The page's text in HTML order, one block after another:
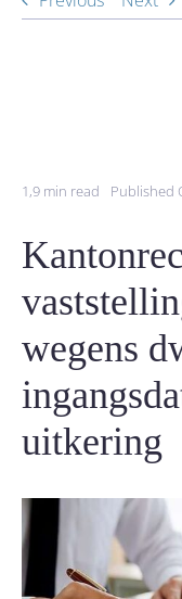
1,9 min read Published
wegens
uitkering